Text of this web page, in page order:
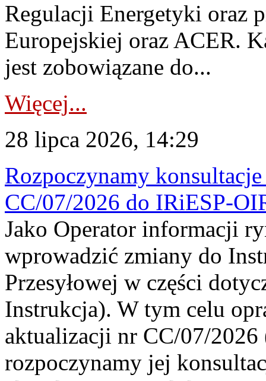
Regulacji Energetyki oraz
Europejskiej oraz ACER.
jest zobowiązane do...
Więcej...
28 lipca 2026, 14:29
Rozpoczynamy
CC/07/2026 do IRiESP-
Jako Operator informacji
wprowadzić zmiany do
Przesyłowej w części
Instrukcja). W tym celu
aktualizacji nr CC/07/
rozpoczynamy jej